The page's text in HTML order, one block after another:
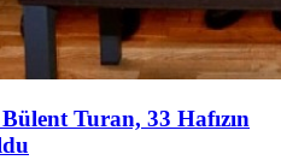
Turan, 33 Hafızın